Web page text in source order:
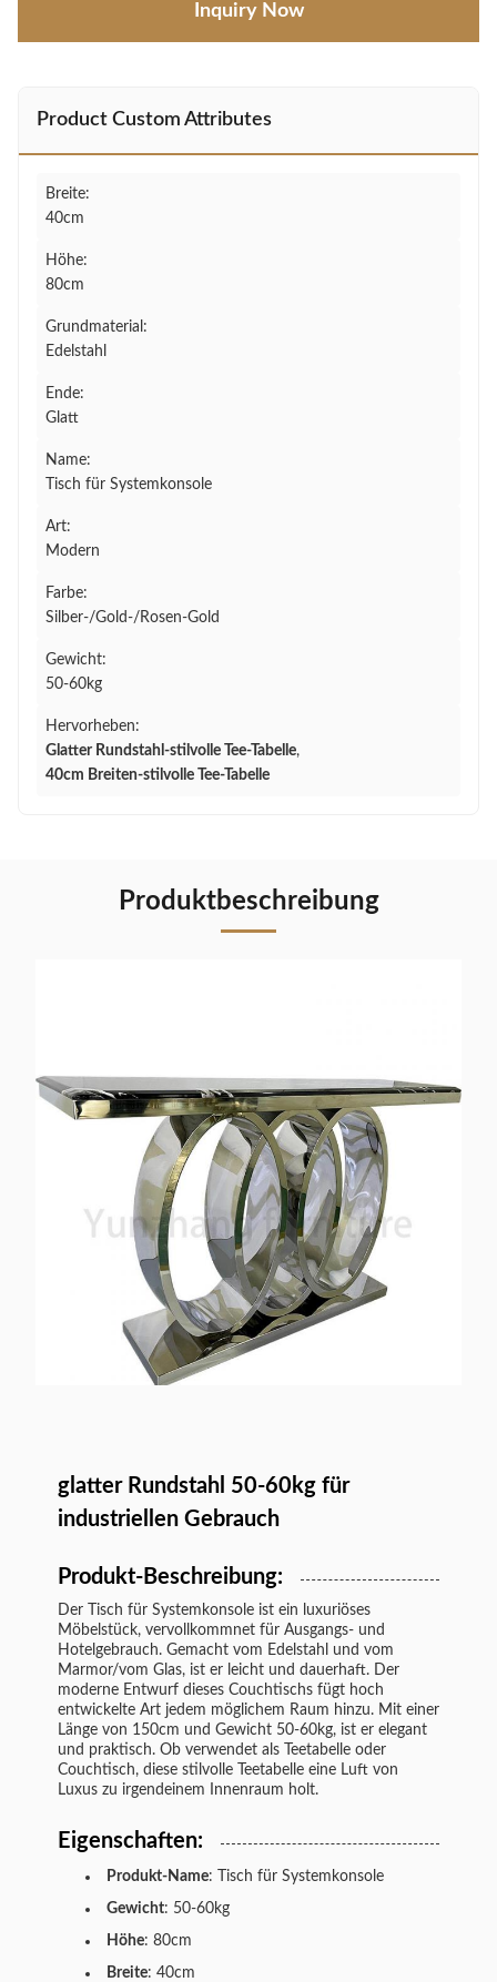
Inquiry Now
Product Custom Attributes
Breite:
40cm
Höhe:
80cm
Grundmaterial:
Edelstahl
Ende:
Glatt
Name:
Tisch für Systemkonsole
Art:
Modern
Farbe:
Silber-/Gold-/Rosen-Gold
Gewicht:
50-60kg
Hervorheben:
Glatter Rundstahl-stilvolle Tee-Tabelle,
40cm Breiten-stilvolle Tee-Tabelle
Produktbeschreibung
glatter Rundstahl 50-60kg für
industriellen Gebrauch
Produkt-Beschreibung:
Der Tisch für Systemkonsole ist ein luxuriöses
Möbelstück, vervollkommnet für Ausgangs- und
Hotelgebrauch. Gemacht vom Edelstahl und vom
Marmor/vom Glas, ist er leicht und dauerhaft. Der
moderne Entwurf dieses Couchtischs fügt hoch
entwickelte Art jedem möglichem Raum hinzu. Mit einer
Länge von 150cm und Gewicht 50-60kg, ist er elegant
und praktisch. Ob verwendet als Teetabelle oder
Couchtisch, diese stilvolle Teetabelle eine Luft von
Luxus zu irgendeinem Innenraum holt.
Eigenschaften:
Produkt-Name: Tisch für Systemkonsole
Gewicht: 50-60kg
Höhe: 80cm
Breite: 40cm